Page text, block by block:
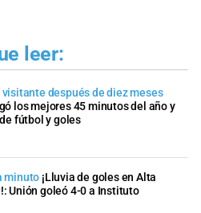
leer:
visitante después de diez meses
los mejores 45 minutos del año y
fútbol y goles
minuto ¡Lluvia de goles en Alta
Unión goleó 4-0 a Instituto